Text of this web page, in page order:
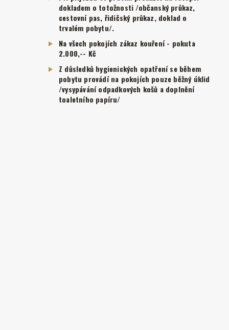
dokladem o totožnosti /občanský průkaz,
cestovní pas, řidičský průkaz, doklad o
trvalém pobytu/.
Na všech pokojích zákaz kouření - pokuta
2.000,-- Kč
Z důsledků hygienických opatření se během
pobytu provádí na pokojích pouze běžný úklid
/vysypávání odpadkových košů a doplnění
toaletního papíru/